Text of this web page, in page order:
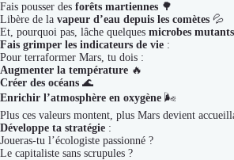
Fais pousser des forêts martiennes 🌳
Libère de la vapeur d’eau depuis les comètes 💦
Et, pourquoi pas, lâche quelques microbes mutants
Fais grimper les indicateurs de vie :
Pour terraformer Mars, tu dois :
Augmenter la température 🔥
Créer des océans 🌊
Enrichir l’atmosphère en oxygène 🌬️
Plus ces valeurs montent, plus Mars devient
Développe ta stratégie :
Joueras-tu l’écologiste passionné ?
Le capitaliste sans scrupules ?